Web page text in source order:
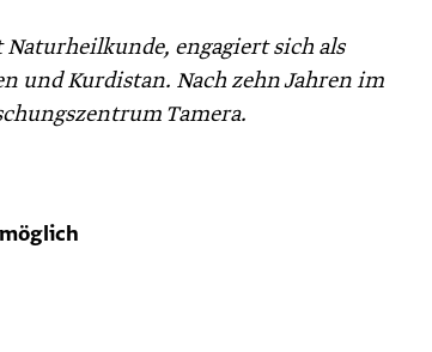
engagiert sich als
und Kurdistan. Nach zehn Jahren im
Tamera.